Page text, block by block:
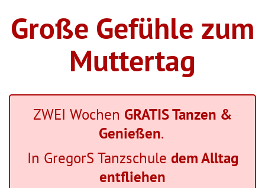
Große Gefühle zum
Muttertag
ZWEI Wochen GRATIS Tanzen &
Genießen.
In GregorS Tanzschule dem Alltag
entfliehen